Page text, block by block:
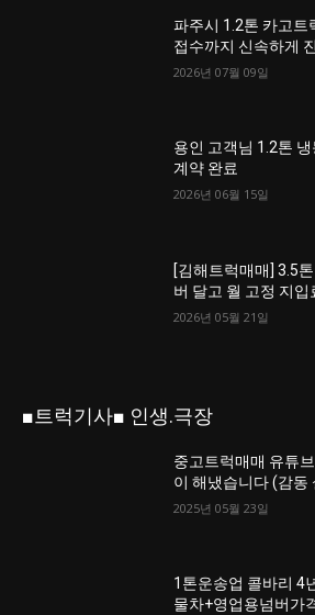
파주시 1.2톤 카고트
접수까지 신속하게
2026년 07월 09일
용인 고객님 1.2톤
계약 완료
2026년 06월 15일
[김해트럭매매] 3.5
버 달고 월 고정 지입
2026년 05월 21일
■트럭기사■ 인생.극장
중고트럭매매 유튜
이 해냈습니다 (감동
2025년 05월 23일
1톤운송업 콜바리 4
물차+영업용넘버가